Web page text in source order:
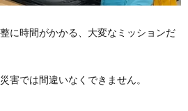
に時間がかかる、大変なミッションだ
害では間違いなくできません。